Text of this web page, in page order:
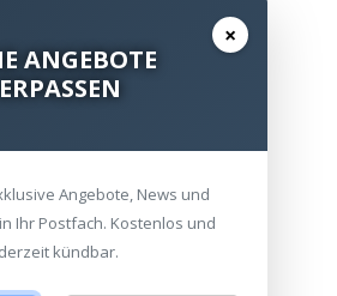
×
ANGEBOTE
Angebote, News und
Ihr Postfach. Kostenlos und
kündbar.